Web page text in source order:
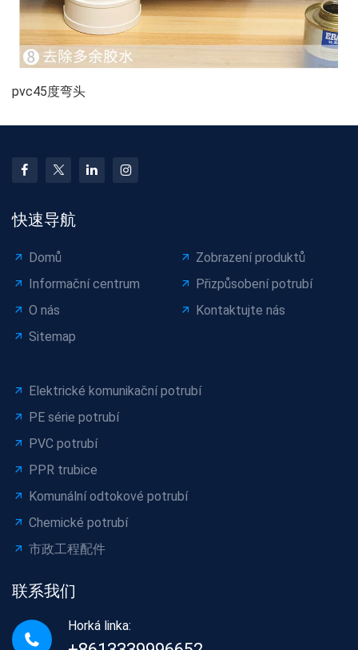
pvc45度弯头
快速导航
Domů
Zobrazení produktů
Informační centrum
Přizpůsobení potrubí
O nás
Kontaktujte nás
Sitemap
Elektrické komunikační potrubí
PE série potrubí
PVC potrubí
PPR trubice
Komunální odtokové potrubí
Chemické potrubí
市政工程配件
联系我们
Horká linka: